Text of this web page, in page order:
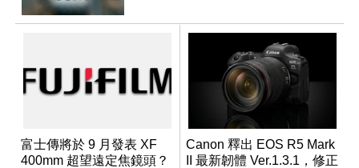
富士傳將於 9 月發表 XF
400mm 超望遠定焦鏡頭？
Canon 釋出 EOS R5 Mark
II 最新韌體 Ver.1.3.1，修正